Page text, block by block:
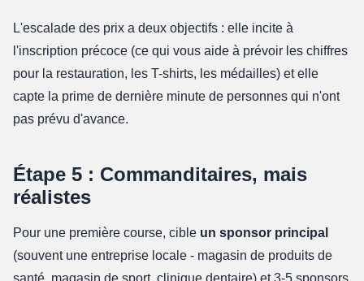
L'escalade des prix a deux objectifs : elle incite à
l'inscription précoce (ce qui vous aide à prévoir les chiffres
pour la restauration, les T-shirts, les médailles) et elle
capte la prime de dernière minute de personnes qui n'ont
pas prévu d'avance.
Étape 5 : Commanditaires, mais
réalistes
Pour une première course, cible un sponsor principal
(souvent une entreprise locale - magasin de produits de
santé, magasin de sport, clinique dentaire) et 3-5 sponsors